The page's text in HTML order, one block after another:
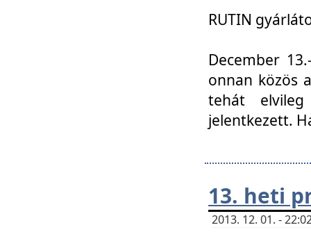
RUTIN
December
onnan közös
tehát
jelentkezett.
13. heti
2013. 12. 01. -